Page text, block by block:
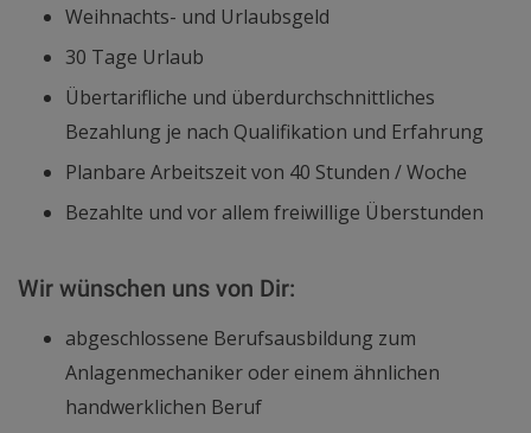
Weihnachts- und Urlaubsgeld
30 Tage Urlaub
Übertarifliche und überdurchschnittliches
Bezahlung je nach Qualifikation und Erfahrung
Planbare Arbeitszeit von 40 Stunden / Woche
Bezahlte und vor allem freiwillige Überstunden
Wir wünschen uns von Dir:
abgeschlossene Berufsausbildung zum
Anlagenmechaniker oder einem ähnlichen
handwerklichen Beruf